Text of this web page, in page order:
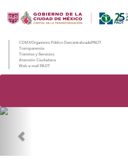
CDMX/Organismo Público Descentralizado/PAOT
Transparencia
Trámites y Servicios
Atención Ciudadana
Web e-mail PAOT